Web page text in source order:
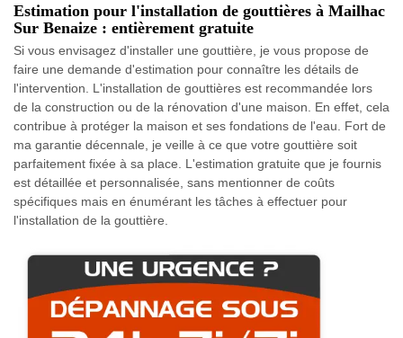
Estimation pour l'installation de gouttières à Mailhac
Sur Benaize : entièrement gratuite
Si vous envisagez d'installer une gouttière, je vous propose de
faire une demande d'estimation pour connaître les détails de
l'intervention. L'installation de gouttières est recommandée lors
de la construction ou de la rénovation d'une maison. En effet, cela
contribue à protéger la maison et ses fondations de l'eau. Fort de
ma garantie décennale, je veille à ce que votre gouttière soit
parfaitement fixée à sa place. L'estimation gratuite que je fournis
est détaillée et personnalisée, sans mentionner de coûts
spécifiques mais en énumérant les tâches à effectuer pour
l'installation de la gouttière.